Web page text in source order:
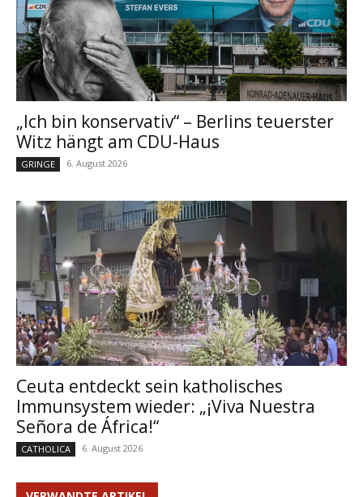
„Ich bin konservativ“ – Berlins teuerster
Witz hängt am CDU-Haus
GRINGE 6. August 2026
Ceuta entdeckt sein katholisches
Immunsystem wieder: „¡Viva Nuestra
Señora de África!“
CATHOLICA 6. August 2026